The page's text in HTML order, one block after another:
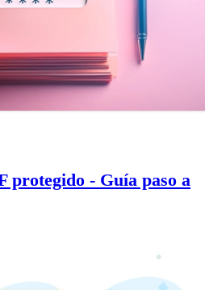
protegido - Guía paso a